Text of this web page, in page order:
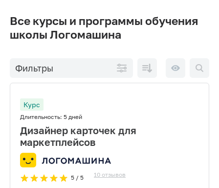
Все курсы и программы обучения
школы Логомашина
Фильтры
возрастанию
10 на
странице
Курс
Длительность: 5 дней
Дизайнер карточек для
маркетплейсов
5/ 5 10 отзывов